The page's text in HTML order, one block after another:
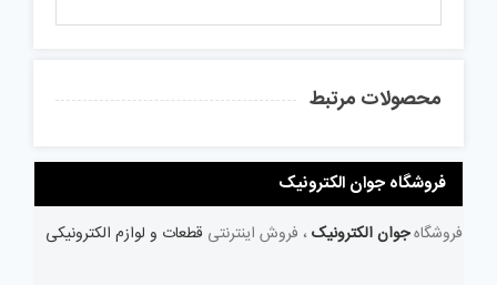
محصولات مرتبط
فروشگاه جوان الکترونیک
فروشگاهجوان الکترونیک ، فروش اینترنتی قطعات و لوازم الکترونیکی